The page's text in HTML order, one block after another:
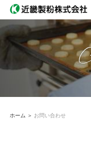
ホーム ＞ お問い合わせ